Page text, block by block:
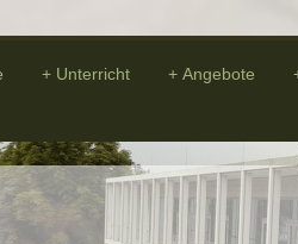
Unterricht Angebote